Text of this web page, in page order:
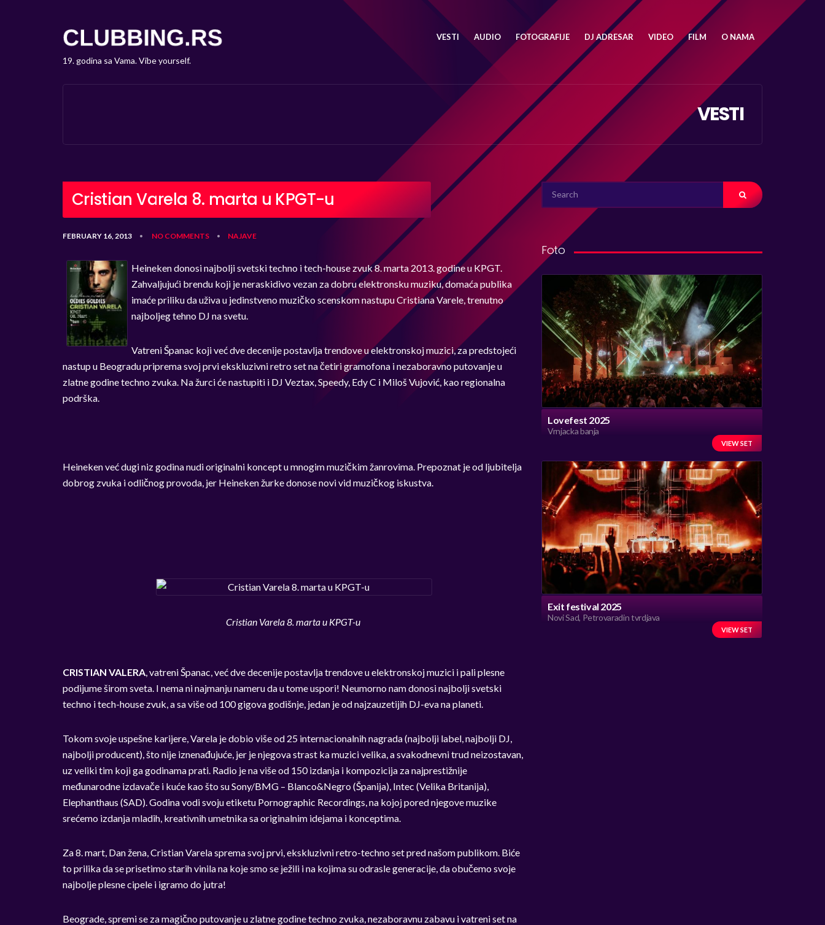
19. godina sa Vama. Vibe yourself.
VESTI AUDIO FOTOGRAFIJE DJ ADRESAR VIDEO FILM O NAMA
VESTI
Cristian Varela 8. marta u KPGT-u
FEBRUARY 16, 2013 • NO COMMENTS • NAJAVE
Heineken donosi najbolji svetski techno i tech-house zvuk 8. marta 2013. godine u KPGT.
Zahvaljujući brendu koji je neraskidivo vezan za dobru elektronsku muziku, domaća publika
imaće priliku da uživa u jedinstveno muzičko scenskom nastupu Cristiana Varele, trenutno
najboljeg tehno DJ na svetu.
Vatreni Španac koji već dve decenije postavlja trendove u elektronskoj muzici, za predstojeći
nastup u Beogradu priprema svoj prvi ekskluzivni retro set na četiri gramofona i nezaboravno putovanje u
zlatne godine techno zvuka. Na žurci će nastupiti i DJ Veztax, Speedy, Edy C i Miloš Vujović, kao regionalna
podrška.
Heineken već dugi niz godina nudi originalni koncept u mnogim muzičkim žanrovima. Prepoznat je od ljubitelja
dobrog zvuka i odličnog provoda, jer Heineken žurke donose novi vid muzičkog iskustva.
Cristian Varela 8. marta u KPGT-u
CRISTIAN VALERA, vatreni Španac, već dve decenije postavlja trendove u elektronskoj muzici i pali plesne
podijume širom sveta. I nema ni najmanju nameru da u tome uspori! Neumorno nam donosi najbolji svetski
techno i tech-house zvuk, a sa više od 100 gigova godišnje, jedan je od najzauzetijih DJ-eva na planeti.
Tokom svoje uspešne karijere, Varela je dobio više od 25 internacionalnih nagrada (najbolji label, najbolji DJ,
najbolji producent), što nije iznenađujuće, jer je njegova strast ka muzici velika, a svakodnevni trud neizostavan,
uz veliki tim koji ga godinama prati. Radio je na više od 150 izdanja i kompozicija za najprestižnije
međunarodne izdavače i kuće kao što su Sony/BMG – Blanco&Negro (Španija), Intec (Velika Britanija),
Elephanthaus (SAD). Godina vodi svoju etiketu Pornographic Recordings, na kojoj pored njegove muzike
srećemo izdanja mladih, kreativnih umetnika sa originalnim idejama i konceptima.
Za 8. mart, Dan žena, Cristian Varela sprema svoj prvi, ekskluzivni retro-techno set pred našom publikom. Biće
to prilika da se prisetimo starih vinila na koje smo se ježili i na kojima su odrasle generacije, da obučemo svoje
najbolje plesne cipele i igramo do jutra!
Beograde, spremi se za magično putovanje u zlatne godine techno zvuka, nezaboravnu zabavu i vatreni set na
SEARCH
FOR:
Foto
Lovefest 2025
Vrnjacka banja
VIEW SET
Exit festival 2025
Novi Sad, Petrovaradin tvrdjava
VIEW SET